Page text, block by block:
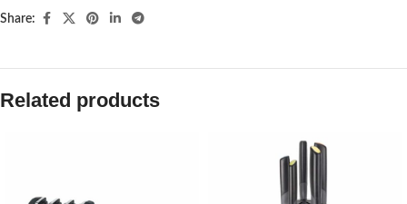
Share:
Related products